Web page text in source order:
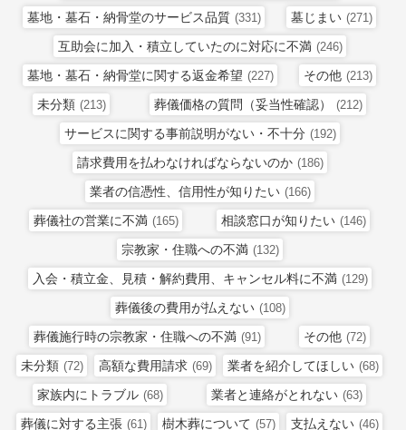
墓地・墓石・納骨堂のサービス品質 (331) 墓じまい (271)
互助会に加入・積立していたのに対応に不満 (246)
墓地・墓石・納骨堂に関する返金希望 (227) その他 (213)
未分類 (213) 葬儀価格の質問（妥当性確認） (212)
サービスに関する事前説明がない・不十分 (192)
請求費用を払わなければならないのか (186)
業者の信憑性、信用性が知りたい (166)
葬儀社の営業に不満 (165) 相談窓口が知りたい (146)
宗教家・住職への不満 (132)
入会・積立金、見積・解約費用、キャンセル料に不満 (129)
葬儀後の費用が払えない (108)
葬儀施行時の宗教家・住職への不満 (91) その他 (72)
未分類 (72) 高額な費用請求 (69) 業者を紹介してほしい (68)
家族内にトラブル (68) 業者と連絡がとれない (63)
葬儀に対する主張 (61) 樹木葬について (57) 支払えない (46)